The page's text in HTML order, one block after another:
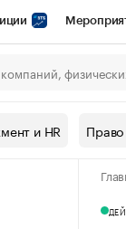
СПб
Рынок
и HR Право